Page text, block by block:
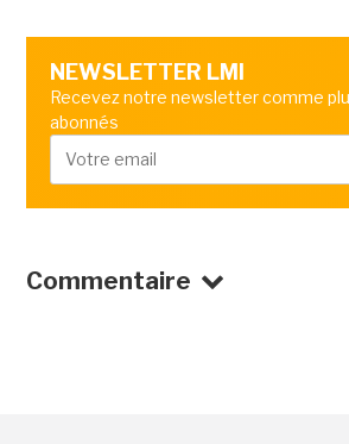
NEWSLETTER LMI
Recevez notre newsletter comme
abonnés
Commentaire